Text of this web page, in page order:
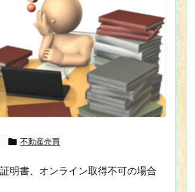
 不動産売買
明書、オンライン取得不可の場合